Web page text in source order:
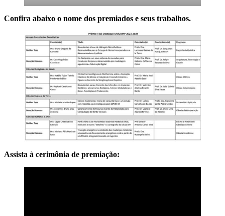
Confira abaixo o nome dos premiados e seus trabalhos.
Assista à cerimônia de premiação: